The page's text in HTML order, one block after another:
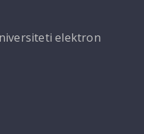
elektron